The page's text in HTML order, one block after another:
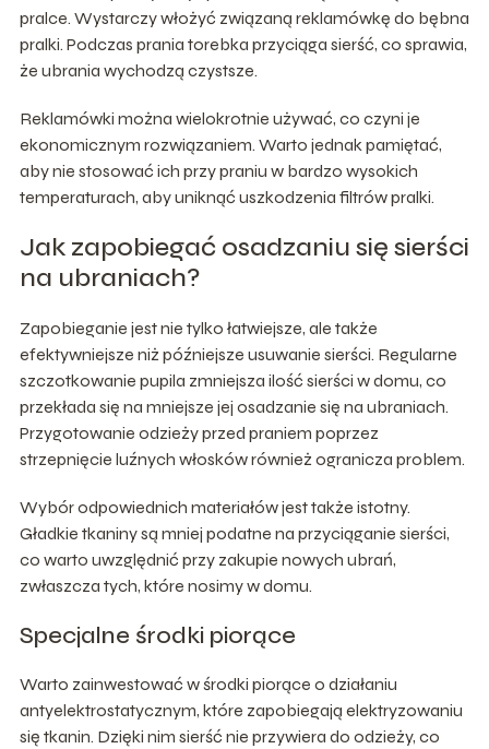
pralce. Wystarczy włożyć związaną reklamówkę do bębna
pralki. Podczas prania torebka przyciąga sierść, co sprawia,
że ubrania wychodzą czystsze.
Reklamówki można wielokrotnie używać, co czyni je
ekonomicznym rozwiązaniem. Warto jednak pamiętać,
aby nie stosować ich przy praniu w bardzo wysokich
temperaturach, aby uniknąć uszkodzenia filtrów pralki.
Jak zapobiegać osadzaniu się sierści
na ubraniach?
Zapobieganie jest nie tylko łatwiejsze, ale także
efektywniejsze niż późniejsze usuwanie sierści. Regularne
szczotkowanie pupila zmniejsza ilość sierści w domu, co
przekłada się na mniejsze jej osadzanie się na ubraniach.
Przygotowanie odzieży przed praniem poprzez
strzepnięcie luźnych włosków również ogranicza problem.
Wybór odpowiednich materiałów jest także istotny.
Gładkie tkaniny są mniej podatne na przyciąganie sierści,
co warto uwzględnić przy zakupie nowych ubrań,
zwłaszcza tych, które nosimy w domu.
Specjalne środki piorące
Warto zainwestować w środki piorące o działaniu
antyelektrostatycznym, które zapobiegają elektryzowaniu
się tkanin. Dzięki nim sierść nie przywiera do odzieży, co